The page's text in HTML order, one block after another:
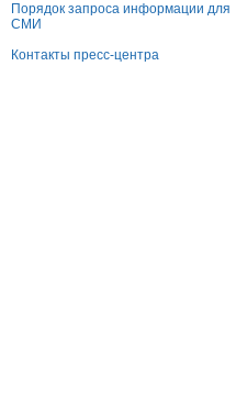
Порядок запроса информации для
СМИ
Контакты пресс-центра